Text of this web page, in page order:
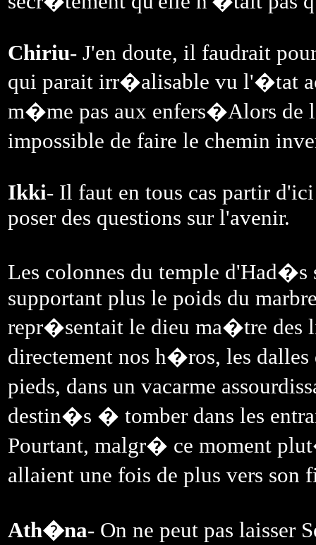
Chiriu- J'en doute, il faudrait
qui parait irr�alisable vu l'�tat
m�me pas aux enfers�Alors
impossible de faire le chemin
Ikki- Il faut en tous cas partir
poser des questions sur l'avenir.
Les colonnes du temple d'Had�s
supportant plus le poids du
repr�sentait le dieu ma�tre des
directement nos h�ros, les
pieds, dans un vacarme
destin�s � tomber dans les
Pourtant, malgr� ce moment
allaient une fois de plus vers
Ath�na- On ne peut pas laisser